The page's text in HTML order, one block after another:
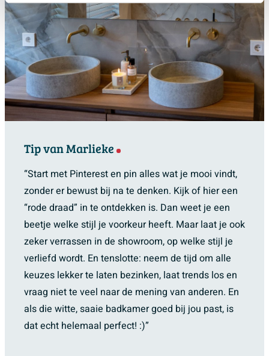
Tip van Marlieke
“Start met Pinterest en pin alles wat je mooi vindt,
zonder er bewust bij na te denken. Kijk of hier een
“rode draad” in te ontdekken is. Dan weet je een
beetje welke stijl je voorkeur heeft. Maar laat je ook
zeker verrassen in de showroom, op welke stijl je
verliefd wordt. En tenslotte: neem de tijd om alle
keuzes lekker te laten bezinken, laat trends los en
vraag niet te veel naar de mening van anderen. En
als die witte, saaie badkamer goed bij jou past, is
dat echt helemaal perfect! :)”